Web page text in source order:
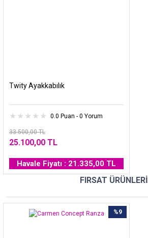
Twity Ayakkabılık
0.0 Puan - 0 Yorum
33.500,00 TL
25.100,00 TL
Havale Fiyatı : 21.335,00 TL
FIRSAT ÜRÜNLERİ
%9